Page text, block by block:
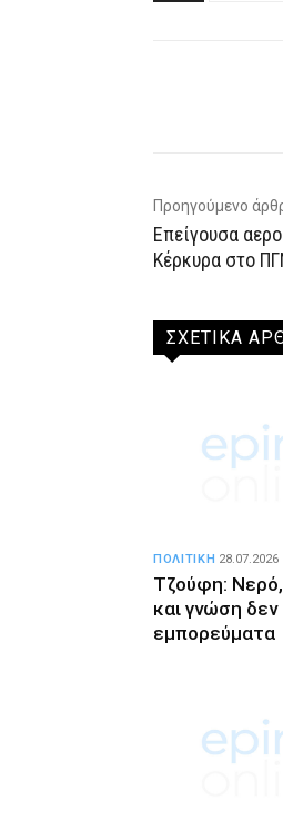
Προηγούμενο
Επείγουσα
Κέρκυρα στο
ΣΧΕΤΙΚΑ
Τζούφη: Νερό,
και γνώση δεν
εμπορεύματα
ΠΟΛΙΤΙΚΗ 28.07.2026